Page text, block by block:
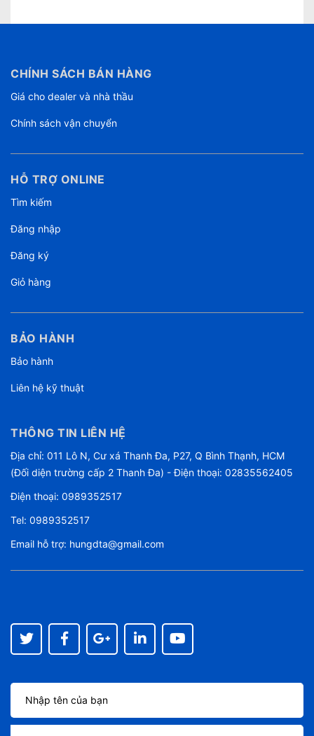
CHÍNH SÁCH BÁN HÀNG
Giá cho dealer và nhà thầu
Chính sách vận chuyển
HỖ TRỢ ONLINE
Tìm kiếm
Đăng nhập
Đăng ký
Giỏ hàng
BẢO HÀNH
Bảo hành
Liên hệ kỹ thuật
THÔNG TIN LIÊN HỆ
Địa chỉ: 011 Lô N, Cư xá Thanh Đa, P27, Q Bình Thạnh, HCM
(Đối diện trường cấp 2 Thanh Đa) - Điện thoại: 02835562405
Điện thoại: 0989352517
Tel: 0989352517
Email hỗ trợ: hungdta@gmail.com